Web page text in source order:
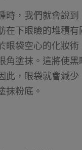
時，我們就會說到
在下眼瞼的堆積有
眼袋空心的化妝術
角塗抹。這將使黑
此，眼袋就會減少
抹粉底。